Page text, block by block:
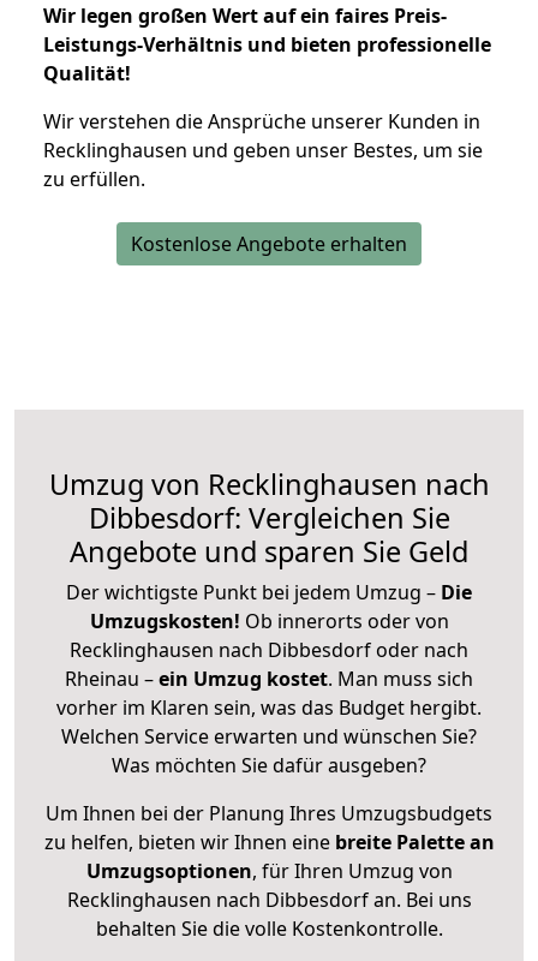
Wir legen großen Wert auf ein faires Preis-
Leistungs-Verhältnis und bieten professionelle
Qualität!
Wir verstehen die Ansprüche unserer Kunden in
Recklinghausen und geben unser Bestes, um sie
zu erfüllen.
Kostenlose Angebote erhalten
Umzug von Recklinghausen nach
Dibbesdorf: Vergleichen Sie
Angebote und sparen Sie Geld
Der wichtigste Punkt bei jedem Umzug – Die
Umzugskosten! Ob innerorts oder von
Recklinghausen nach Dibbesdorf oder nach
Rheinau –ein Umzug kostet. Man muss sich
vorher im Klaren sein, was das Budget hergibt.
Welchen Service erwarten und wünschen Sie?
Was möchten Sie dafür ausgeben?
Um Ihnen bei der Planung Ihres Umzugsbudgets
zu helfen, bieten wir Ihnen eine breite Palette an
Umzugsoptionen, für Ihren Umzug von
Recklinghausen nach Dibbesdorf an. Bei uns
behalten Sie die volle Kostenkontrolle.